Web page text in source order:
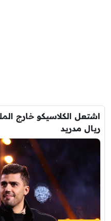
اشتعل الكلاسيكو خارج
ريال مدريد